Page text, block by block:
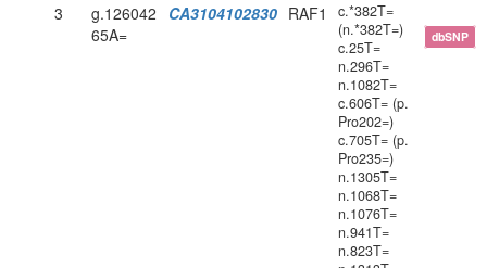
3
g.126042
65A=
CA3104102830 RAF1
c.*382T=
(n.*382T=)
c.25T=
n.296T=
n.1082T=
c.606T= (p.
Pro202=)
c.705T= (p.
Pro235=)
n.1305T=
n.1068T=
n.1076T=
n.941T=
n.823T=
dbSNP